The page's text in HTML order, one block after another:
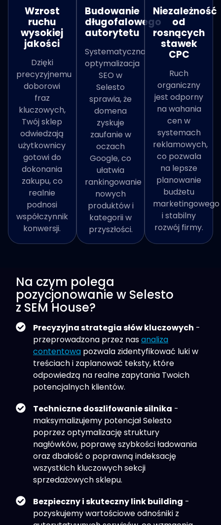
Wzrost
ruchu
wysokiej
jakości
Dzięki
precyzyjnemu
doborowi
fraz
kluczowych,
Twój sklep
odwiedzają
użytkownicy
gotowi do
dokonania
zakupu, co
realnie
podnosi
współczynnik
konwersji.
Budowanie
długofalowego
autorytetu
Systematyczna
optymalizacja
SEO w
Selesto
sprawia, że
domena
zyskuje
zaufanie w
oczach
Google, co
ułatwia
rankingowanie
nowych
produktów i
kategorii w
przyszłości.
Niezależność
od
rosnących
stawek
CPC
Ruch
organiczny
jest odporny
na wahania
cen w
systemach
reklamowych,
co pozwala
na lepsze
planowanie
budżetu
marketingowego
i stabilny
rozwój firmy.
Na czym polega
pozycjonowanie w Selesto
z SEM House?
Precyzyjna strategia słów kluczowych -
przeprowadzona przez nasanaliza
contentowa pozwala zidentyfikować luki w
treściach i zaplanować teksty, które
odpowiedzą na realne zapytania Twoich
potencjalnych klientów.
Techniczne doszlifowanie silnika -
maksymalizujemy potencjał Selesto
poprzez optymalizację struktury
nagłówków, poprawę szybkości ładowania
oraz dbałość o poprawną indeksację
wszystkich kluczowych sekcji
sprzedażowych sklepu.
Bezpieczny i skuteczny link building -
pozyskujemy wartościowe odnośniki z